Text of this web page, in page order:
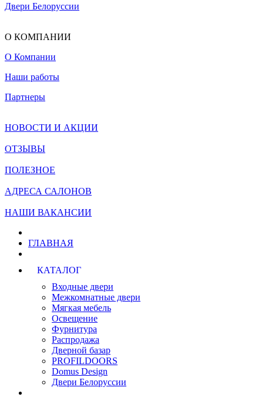
Двери Белоруссии
О КОМПАНИИ
О Компании
Наши работы
Партнеры
НОВОСТИ И АКЦИИ
ОТЗЫВЫ
ПОЛЕЗНОЕ
АДРЕСА САЛОНОВ
НАШИ ВАКАНСИИ
ГЛАВНАЯ
КАТАЛОГ
Входные двери
Межкомнатные двери
Мягкая мебель
Освещение
Фурнитура
Распродажа
Дверной базар
PROFILDOORS
Domus Design
Двери Белоруссии